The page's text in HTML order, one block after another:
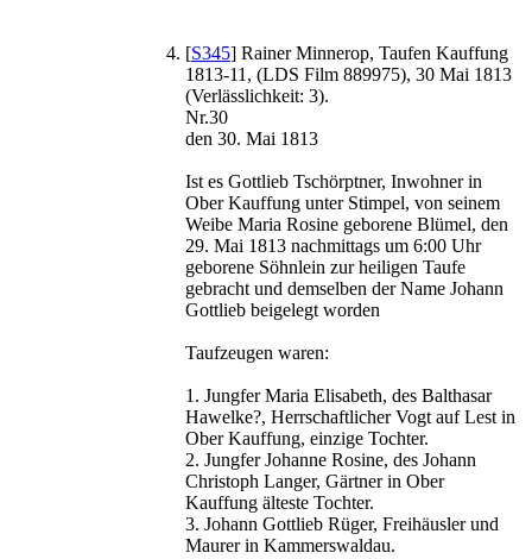
[S345] Rainer Minnerop, Taufen Kauffung
1813-11, (LDS Film 889975), 30 Mai 1813
(Verlässlichkeit: 3).
Nr.30
den 30. Mai 1813
Ist es Gottlieb Tschörptner, Inwohner in
Ober Kauffung unter Stimpel, von seinem
Weibe Maria Rosine geborene Blümel, den
29. Mai 1813 nachmittags um 6:00 Uhr
geborene Söhnlein zur heiligen Taufe
gebracht und demselben der Name Johann
Gottlieb beigelegt worden
Taufzeugen waren:
1. Jungfer Maria Elisabeth, des Balthasar
Hawelke?, Herrschaftlicher Vogt auf Lest in
Ober Kauffung, einzige Tochter.
2. Jungfer Johanne Rosine, des Johann
Christoph Langer, Gärtner in Ober
Kauffung älteste Tochter.
3. Johann Gottlieb Rüger, Freihäusler und
Maurer in Kammerswaldau.